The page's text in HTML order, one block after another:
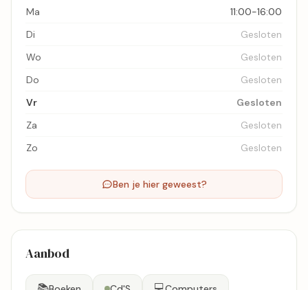
Ma
11:00-16:00
Di
Gesloten
Wo
Gesloten
Do
Gesloten
Vr
Gesloten
Za
Gesloten
Zo
Gesloten
Ben je hier geweest?
Aanbod